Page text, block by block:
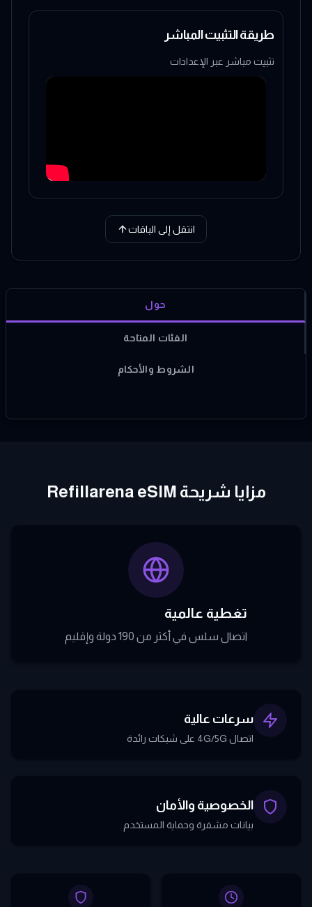
طريقة التثبيت المباشر
تثبيت مباشر عبر الإعدادات
انتقل إلى الباقات
حول
الفئات المتاحة
الشروط والأحكام
مزايا شريحة Refillarena eSIM
تغطية عالمية
اتصال سلس في أكثر من 190 دولة وإقليم
سرعات عالية
اتصال 4G/5G على شبكات رائدة
الخصوصية والأمان
بيانات مشفرة وحماية المستخدم